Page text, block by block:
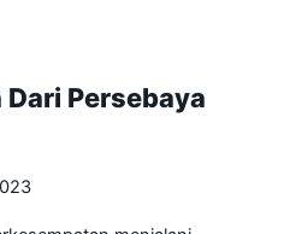
Persebaya